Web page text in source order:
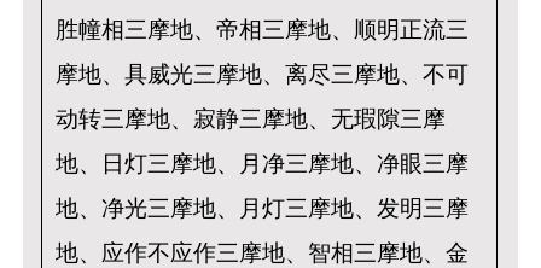
胜幢相三摩地、帝相三摩地、顺明正流三
摩地、具威光三摩地、离尽三摩地、不可
动转三摩地、寂静三摩地、无瑕隙三摩
地、日灯三摩地、月净三摩地、净眼三摩
地、净光三摩地、月灯三摩地、发明三摩
地、应作不应作三摩地、智相三摩地、金